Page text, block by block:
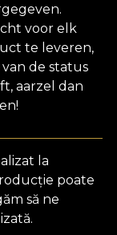
voor elk
te leveren,
de status
aarzel dan
la
poate
să ne